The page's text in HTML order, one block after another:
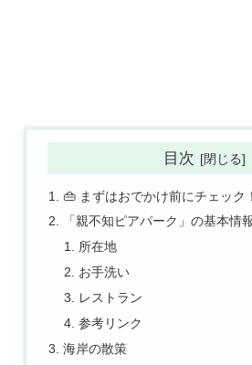
目次
👜 まずはおでかけ前にチェック
「親不知ピアパーク」の基本情
所在地
お手洗い
レストラン
参考リンク
海岸の散策